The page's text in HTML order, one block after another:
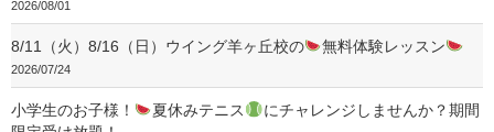
2026/08/01
8/11（火）8/16（日）ウイング羊ヶ丘校の 無料体験レッスン
2026/07/24
小学生のお子様！ 夏休みテニス
にチャレンジしませんか？期間